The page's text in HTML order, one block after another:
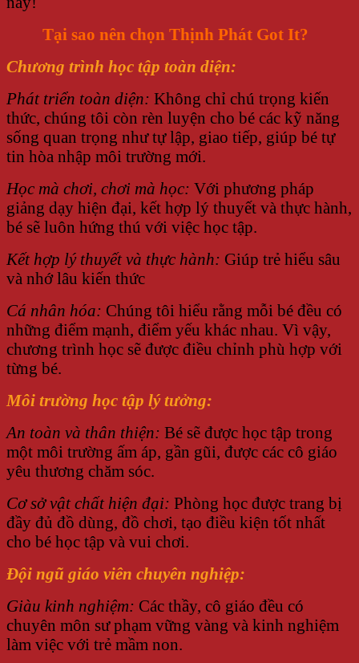
Tại sao nên chọn Thịnh Phát Got It?
Chương trình học tập toàn diện:
Phát triển toàn diện: Không chỉ chú trọng kiến
thức, chúng tôi còn rèn luyện cho bé các kỹ năng
sống quan trọng như tự lập, giao tiếp, giúp bé tự
tin hòa nhập môi trường mới.
Học mà chơi, chơi mà học: Với phương pháp
giảng dạy hiện đại, kết hợp lý thuyết và thực hành,
bé sẽ luôn hứng thú với việc học tập.
Kết hợp lý thuyết và thực hành: Giúp trẻ hiểu sâu
và nhớ lâu kiến thức
Cá nhân hóa: Chúng tôi hiểu rằng mỗi bé đều có
những điểm mạnh, điểm yếu khác nhau. Vì vậy,
chương trình học sẽ được điều chỉnh phù hợp với
từng bé.
Môi trường học tập lý tưởng:
An toàn và thân thiện: Bé sẽ được học tập trong
một môi trường ấm áp, gần gũi, được các cô giáo
yêu thương chăm sóc.
Cơ sở vật chất hiện đại: Phòng học được trang bị
đầy đủ đồ dùng, đồ chơi, tạo điều kiện tốt nhất
cho bé học tập và vui chơi.
Đội ngũ giáo viên chuyên nghiệp:
Giàu kinh nghiệm: Các thầy, cô giáo đều có
chuyên môn sư phạm vững vàng và kinh nghiệm
làm việc với trẻ mầm non.